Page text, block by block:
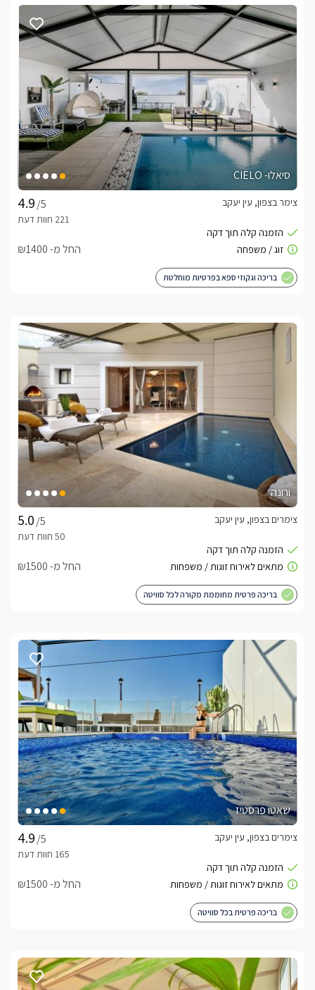
סיאלו- CIELO
/5
צימר בצפון, עין יעקב
החל מ- ₪1400
בריכה וגקוזי ספא בפרטיות מוחלטת
ורונה
/5
צימרים בצפון, עין יעקב
החל מ- ₪1500
בריכה פרטית מחוממת מקורה לכל סוויטה
שאטו פרסטיז
/5
צימרים בצפון, עין יעקב
החל מ- ₪1500
בריכה פרטית בכל סוויטה